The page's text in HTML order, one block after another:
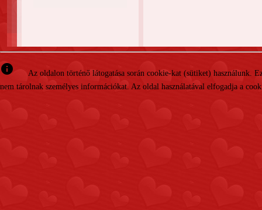
info
Az oldalon történő látogatása során cookie-kat (sütiket)
nem tárolnak személyes információkat. Az oldal használatával elfogadja a